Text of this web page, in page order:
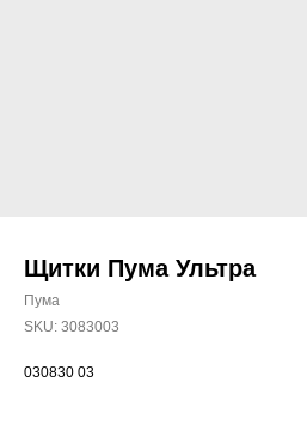
Щитки Пума Ультра
Пума
SKU: 3083003
030830 03